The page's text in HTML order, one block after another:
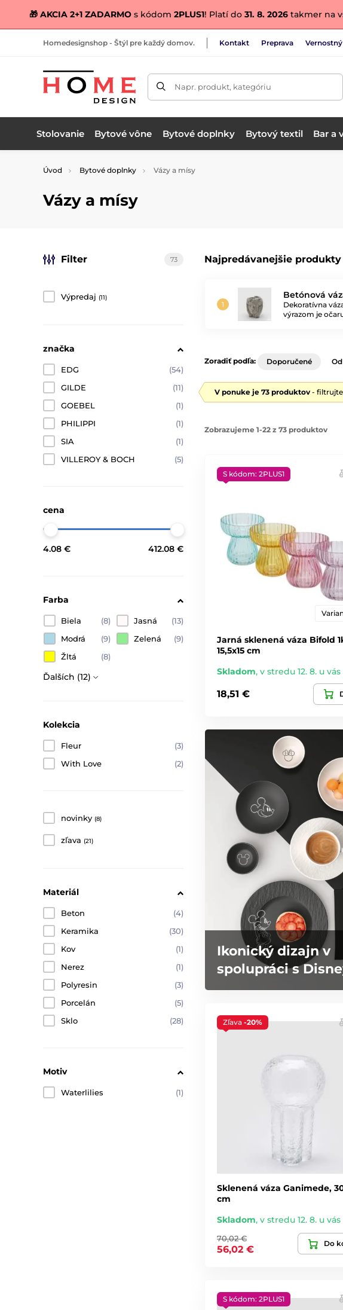
🎁 AKCIA 2+1 ZADARMO s kódom 2PLUS1! Platí do 31. 8. 2026 takmer na
Homedesignshop - Štýl pre každý domov. Kontakt Preprava
Napr. produkt, kategóriu
Stolovanie Bytové vône Bytové doplnky Bytový textil Bar a
Úvod Bytové doplnky Vázy a mísy
Vázy a mísy
Najpredávanejšie produkty
Betónová
Dekoratívna
výrazom je
Filter 73
Výpredaj (11)
značka
EDG
(54)
GILDE
(11)
GOEBEL
(1)
PHILIPPI
(1)
SIA
(1)
VILLEROY & BOCH
(5)
cena
4.08 € 412.08 €
Farba
Biela (8) Jasná
(13)
Modrá
(9) Zelená
(9)
Žltá
(8)
Ďalších (12)
Kolekcia
Fleur
(3)
With Love
(2)
novinky (8)
zľava (21)
Materiál
Beton
(4)
Keramika
(30)
Kov
(1)
Nerez
(1)
Polyresin
(3)
Porcelán
(5)
Sklo
(28)
Motiv
Waterlilies (1)
Zoradiť podľa: Doporučené
V ponuke je 73 produktov - filtrujte
Zobrazujeme 1-22 z 73 produktov
S kódom: 2PLUS1
Jarná sklenená váza Bifold
15,5x15 cm
Skladom, v stredu 12. 8. u vás
18,51 €
Ikonický dizajn v
spolupráci s
Zľava -20%
Sklenená váza Ganimede,
cm
Skladom, v stredu 12. 8. u vás
70,02 €
56,02 €
Do
S kódom: 2PLUS1